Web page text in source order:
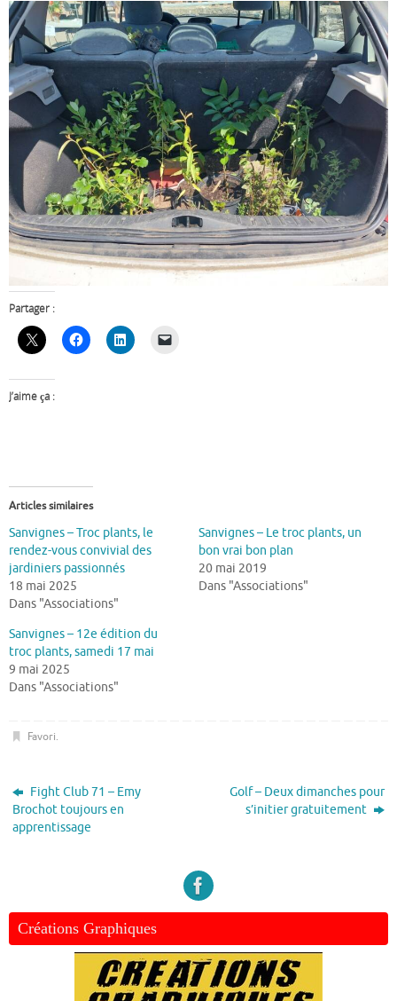
Partager :
J’aime ça :
Articles similaires
Sanvignes – Troc plants, le
rendez-vous convivial des
jardiniers passionnés
18 mai 2025
Dans "Associations"
Sanvignes – Le troc plants, un
bon vrai bon plan
20 mai 2019
Dans "Associations"
Sanvignes – 12e édition du
troc plants, samedi 17 mai
9 mai 2025
Dans "Associations"
Favori.
Fight Club 71 – Emy
Brochot toujours en
apprentissage
Golf – Deux dimanches pour
s’initier gratuitement
Créations Graphiques